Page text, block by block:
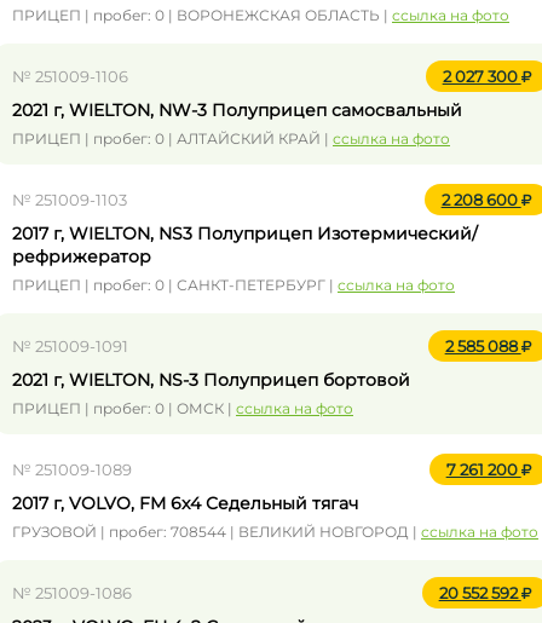
ПРИЦЕП | пробег: 0 | ВОРОНЕЖСКАЯ ОБЛАСТЬ | ссылка на фото
№ 251009-1106 2 027 300
2021 г, WIELTON, NW-3 Полуприцеп самосвальный
ПРИЦЕП | пробег: 0 | АЛТАЙСКИЙ КРАЙ | ссылка на фото
№ 251009-1103 2 208 600
2017 г, WIELTON, NS3 Полуприцеп Изотермический/
рефрижератор
ПРИЦЕП | пробег: 0 | САНКТ-ПЕТЕРБУРГ | ссылка на фото
№ 251009-1091 2 585 088
2021 г, WIELTON, NS-3 Полуприцеп бортовой
ПРИЦЕП | пробег: 0 | ОМСК | ссылка на фото
№ 251009-1089 7 261 200
2017 г, VOLVO, FM 6x4 Седельный тягач
ГРУЗОВОЙ | пробег: 708544 | ВЕЛИКИЙ НОВГОРОД | ссылка на фото
№ 251009-1086 20 552 592